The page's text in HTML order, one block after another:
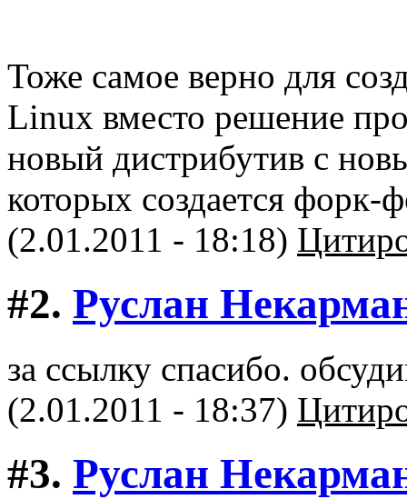
Тоже самое верно для
Linux вместо решение
новый дистрибутив с
которых создается форк-
(2.01.2011 - 18:18)
#2. Руслан
за ссылку спасибо.
(2.01.2011 - 18:37)
#3. Руслан